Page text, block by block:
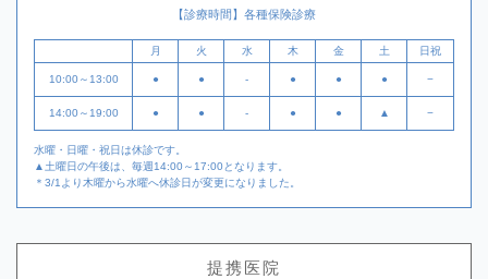
【診療時間】各種保険診療
月 火 水 木 金 土 日祝
10:00～13:00 ● ● - ● ● ● −
14:00～19:00 ● ● - ● ● ▲ −
水曜・日曜・祝日は休診です。
▲土曜日の午後は、毎週14:00～17:00となります。
＊3/1より木曜から水曜へ休診日が変更になりました。
提携医院